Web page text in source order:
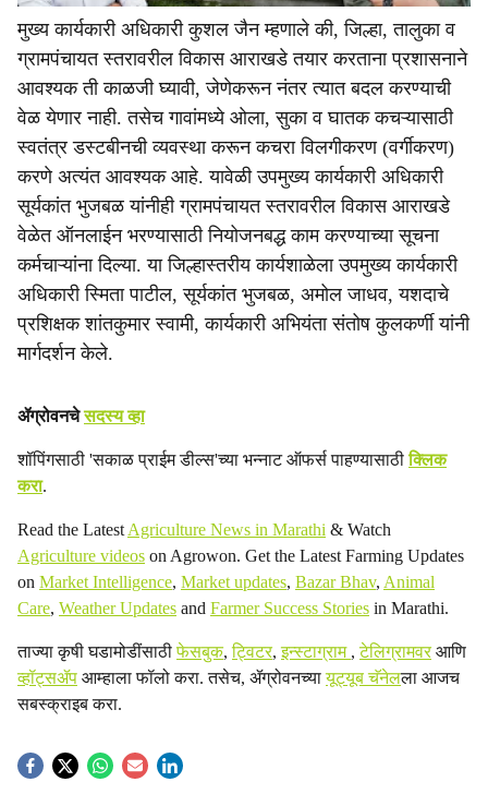
मुख्य कार्यकारी अधिकारी कुशल जैन म्हणाले की, जिल्हा, तालुका व
ग्रामपंचायत स्तरावरील विकास आराखडे तयार करताना प्रशासनाने
आवश्यक ती काळजी घ्यावी, जेणेकरून नंतर त्यात बदल करण्याची
वेळ येणार नाही. तसेच गावांमध्ये ओला, सुका व घातक कचऱ्यासाठी
स्वतंत्र डस्टबीनची व्यवस्था करून कचरा विलगीकरण (वर्गीकरण)
करणे अत्यंत आवश्यक आहे. यावेळी उपमुख्य कार्यकारी अधिकारी
सूर्यकांत भुजबळ यांनीही ग्रामपंचायत स्तरावरील विकास आराखडे
वेळेत ऑनलाईन भरण्यासाठी नियोजनबद्ध काम करण्याच्या सूचना
कर्मचाऱ्यांना दिल्या. या जिल्हास्तरीय कार्यशाळेला उपमुख्य कार्यकारी
अधिकारी स्मिता पाटील, सूर्यकांत भुजबळ, अमोल जाधव, यशदाचे
प्रशिक्षक शांतकुमार स्वामी, कार्यकारी अभियंता संतोष कुलकर्णी यांनी
मार्गदर्शन केले.
ॲग्रोवनचेसदस्य व्हा
शॉपिंगसाठी 'सकाळ प्राईम डील्स'च्या भन्नाट ऑफर्स पाहण्यासाठीक्लिक
करा.
Read the Latest Agriculture News in Marathi & Watch
Agriculture videos on Agrowon. Get the Latest Farming Updates
on Market Intelligence, Market updates, Bazar Bhav, Animal
Care, Weather Updates and Farmer Success Stories in Marathi.
ताज्या कृषी घडामोडींसाठीफेसबुक,ट्विटर,इन्स्टाग्राम ,टेलिग्रामवरआणि
व्हॉट्सॲप आम्हाला फॉलो करा. तसेच, ॲग्रोवनच्यायूट्यूब चॅनेलला आजच
सबस्क्राइब करा.